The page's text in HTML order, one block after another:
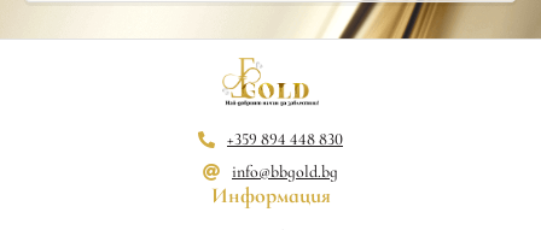
+359 894 448 830
info@bbgold.bg
Информация